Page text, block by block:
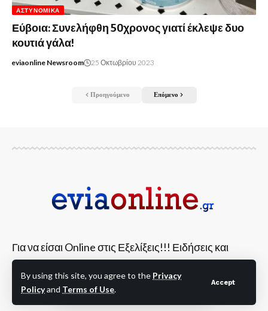
By using this site, you agree to the Privacy
Policyand Terms of Use.
Accept
ΑΣΤΥΝΟΜΙΚΆ
Εύβοια: Συνελήφθη 50χρονος γιατί έκλεψε δυο
κουτιά γάλα!
eviaonline Newsroom 25 Οκτωβρίου 2023
Προηγούμενο Επόμενο
Για να είσαι Online στις Εξελίξεις!!! Ειδήσεις και
νέα από όλη την Εύβοια και την Στερεά Ελλάδα!